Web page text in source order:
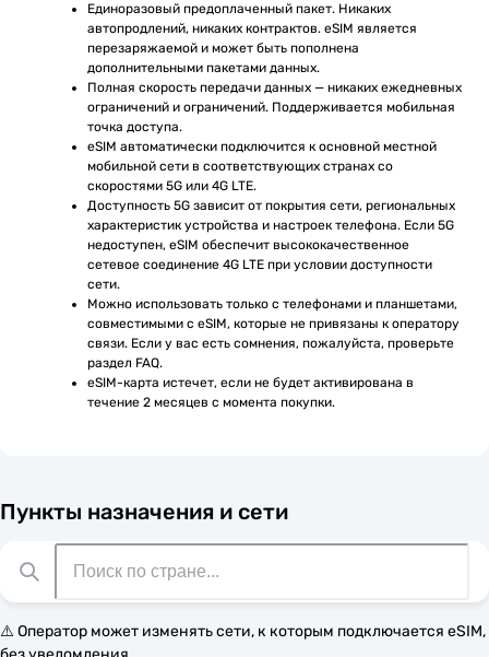
Единоразовый предоплаченный пакет. Никаких
автопродлений, никаких контрактов. eSIM является
перезаряжаемой и может быть пополнена
дополнительными пакетами данных.
Полная скорость передачи данных — никаких ежедневных
ограничений и ограничений. Поддерживается мобильная
точка доступа.
eSIM автоматически подключится к основной местной
мобильной сети в соответствующих странах со
скоростями 5G или 4G LTE.
Доступность 5G зависит от покрытия сети, региональных
характеристик устройства и настроек телефона. Если 5G
недоступен, eSIM обеспечит высококачественное
сетевое соединение 4G LTE при условии доступности
сети.
Можно использовать только с телефонами и планшетами,
совместимыми с eSIM, которые не привязаны к оператору
связи. Если у вас есть сомнения, пожалуйста, проверьте
раздел FAQ.
eSIM-карта истечет, если не будет активирована в
течение 2 месяцев с момента покупки.
Пункты назначения и сети
⚠️ Оператор может изменять сети, к которым подключается eSIM,